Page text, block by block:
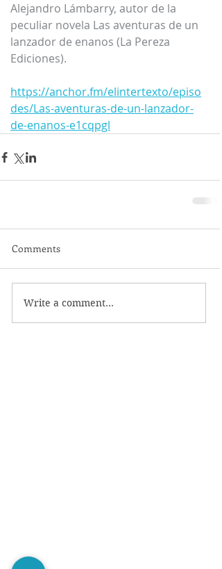
Alejandro Lámbarry, autor de la
peculiar novela Las aventuras de un
lanzador de enanos (La Pereza
Ediciones).
https://anchor.fm/elintertexto/episo
des/Las-aventuras-de-un-lanzador-
de-enanos-e1cqpgl
Comments
Write a comment...